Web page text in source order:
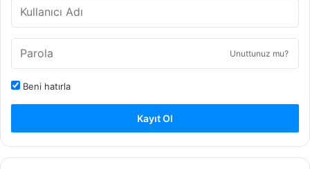
Unuttunuz mu?
Beni hatırla
Kayıt Ol